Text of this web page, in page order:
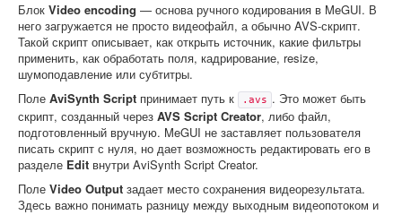
Блок Video encoding — основа ручного кодирования в MeGUI. В
него загружается не просто видеофайл, а обычно AVS-скрипт.
Такой скрипт описывает, как открыть источник, какие фильтры
применить, как обработать поля, кадрирование, resize,
шумоподавление или субтитры.
Поле AviSynth Script принимает путь к .avs . Это может быть
скрипт, созданный через AVS Script Creator, либо файл,
подготовленный вручную. MeGUI не заставляет пользователя
писать скрипт с нуля, но дает возможность редактировать его в
разделе Edit внутри AviSynth Script Creator.
Поле Video Output задает место сохранения видеорезультата.
Здесь важно понимать разницу между выходным видеопотоком и